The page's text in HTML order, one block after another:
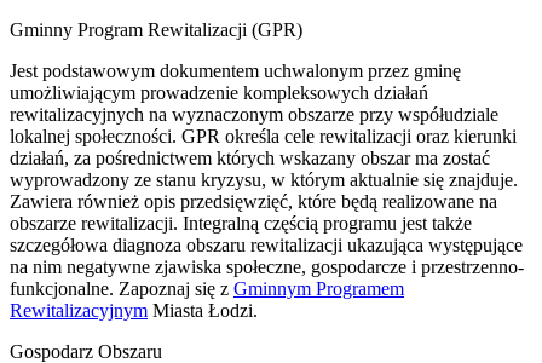
Gminny Program Rewitalizacji (GPR)
Jest podstawowym dokumentem uchwalonym przez gminę
umożliwiającym prowadzenie kompleksowych działań
rewitalizacyjnych na wyznaczonym obszarze przy współudziale
lokalnej społeczności. GPR określa cele rewitalizacji oraz kierunki
działań, za pośrednictwem których wskazany obszar ma zostać
wyprowadzony ze stanu kryzysu, w którym aktualnie się znajduje.
Zawiera również opis przedsięwzięć, które będą realizowane na
obszarze rewitalizacji. Integralną częścią programu jest także
szczegółowa diagnoza obszaru rewitalizacji ukazująca występujące
na nim negatywne zjawiska społeczne, gospodarcze i przestrzenno-
funkcjonalne. Zapoznaj się z Gminnym Programem
Rewitalizacyjnym Miasta Łodzi.
Gospodarz Obszaru